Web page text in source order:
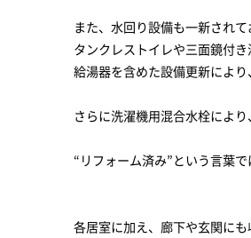
また、水回り設備も一新され
タンクレストイレや三面鏡付
給湯器を含めた設備更新によ
さらに洗濯機用混合水栓によ
“リフォーム済み”という言葉で
各居室に加え、廊下や玄関にも